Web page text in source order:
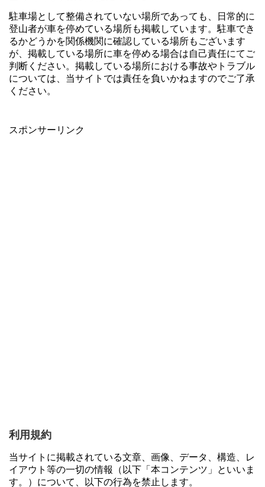
駐車場として整備されていない場所であっても、日常的に
登山者が車を停めている場所も掲載しています。駐車でき
るかどうかを関係機関に確認している場所もございます
が、掲載している場所に車を停める場合は自己責任にてご
判断ください。掲載している場所における事故やトラブル
については、当サイトでは責任を負いかねますのでご了承
ください。
スポンサーリンク
利用規約
当サイトに掲載されている文章、画像、データ、構造、レ
イアウト等の一切の情報（以下「本コンテンツ」といいま
す。）について、以下の行為を禁止します。